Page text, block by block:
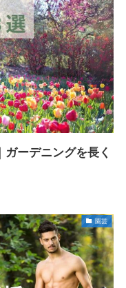
ーデニングを長く
園芸